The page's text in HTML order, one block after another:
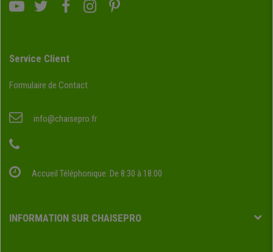
Service Client
Formulaire de Contact
info@chaisepro.fr
Accueil Téléphonique: De 8:30 à 18:00
INFORMATION SUR CHAISEPRO